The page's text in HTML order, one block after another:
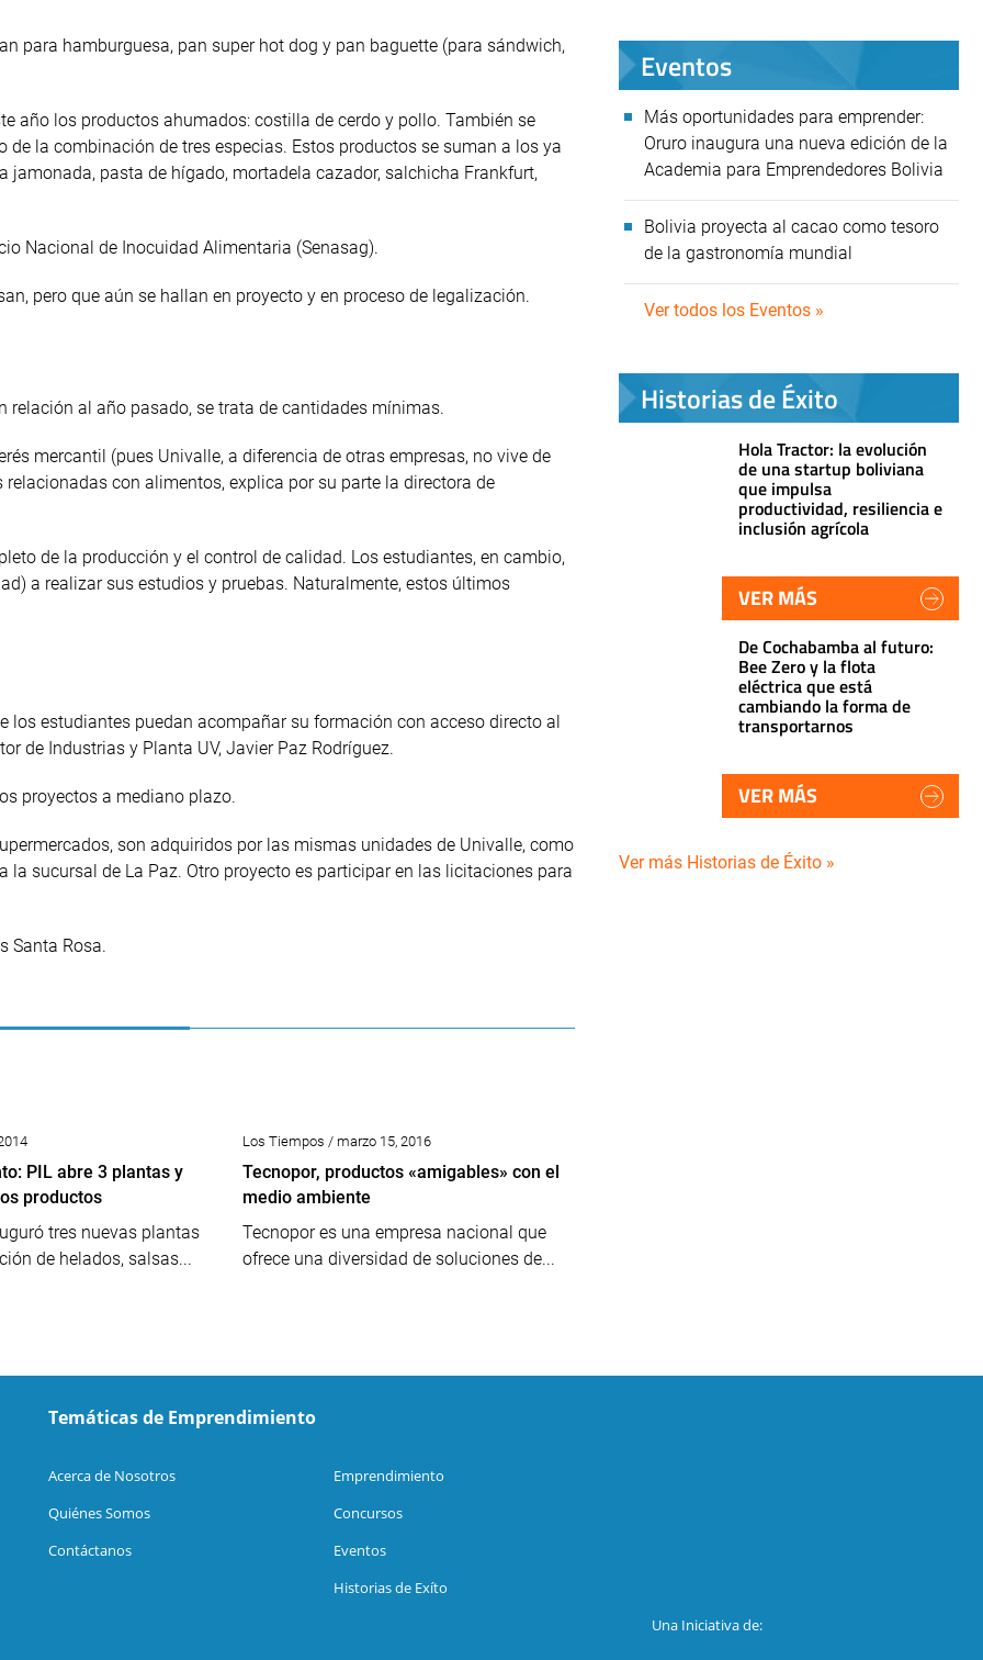
para hamburguesa, pan super hot dog y pan baguette (para sándwich,
año los productos ahumados: costilla de cerdo y pollo. También se
la combinación de tres especias. Estos productos se suman a los ya
pasta de hígado, mortadela cazador, salchicha Frankfurt,
Nacional de Inocuidad Alimentaria (Senasag).
pero que aún se hallan en proyecto y en proceso de legalización.
relación al año pasado, se trata de cantidades mínimas.
mercantil (pues Univalle, a diferencia de otras empresas, no vive de
con alimentos, explica por su parte la directora de
de la producción y el control de calidad. Los estudiantes, en cambio,
a realizar sus estudios y pruebas. Naturalmente, estos últimos
los estudiantes puedan acompañar su formación con acceso directo al
de Industrias y Planta UV, Javier Paz Rodríguez.
proyectos a mediano plazo.
son adquiridos por las mismas unidades de Univalle, como
sucursal de La Paz. Otro proyecto es participar en las licitaciones para
Santa Rosa.
PIL abre 3 plantas y
productos
tres nuevas plantas
de helados, salsas...
Los Tiempos / marzo 15, 2016
Tecnopor, productos «amigables» con el
medio ambiente
Tecnopor es una empresa nacional que
ofrece una diversidad de soluciones de...
Eventos
Más oportunidades para emprender:
Oruro inaugura una nueva edición de la
Academia para Emprendedores Bolivia
Bolivia proyecta al cacao como tesoro
de la gastronomía mundial
Ver todos los Eventos »
Historias de Éxito
Hola Tractor: la evolución
de una startup boliviana
que impulsa
productividad, resiliencia e
inclusión agrícola
VER MÁS
De Cochabamba al futuro:
Bee Zero y la flota
eléctrica que está
cambiando la forma de
transportarnos
VER MÁS
Ver más Historias de Éxito »
Temáticas de Emprendimiento
Acerca de Nosotros
Quiénes Somos
Contáctanos
Emprendimiento
Concursos
Eventos
Historias de Exíto
Una Iniciativa de: